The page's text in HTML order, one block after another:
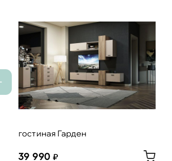
гостиная Гарден
39 990